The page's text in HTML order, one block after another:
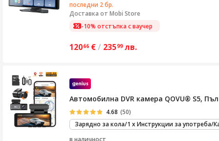
последни 2 бр.
Доставка от Mobi Store
-10% отстъпка с ваучер
12066 €/ 23599 лв.
Автомобилна DVR камера QOVU® S5,
4.68 (50)
Зарядно за кола/1 x Инструкции за употреба/
в наличност